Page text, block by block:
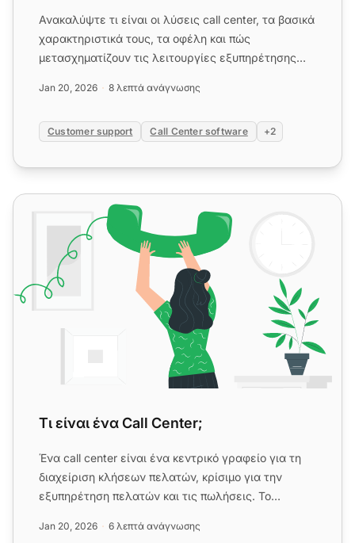
Ανακαλύψτε τι είναι οι λύσεις call center, τα βασικά
χαρακτηριστικά τους, τα οφέλη και πώς
μετασχηματίζουν τις λειτουργίες εξυπηρέτησης
Jan 20, 2026 8 λεπτά ανάγνωσης
Customer support Call Center software +2
Τι είναι ένα Call Center;
Τι είναι ένα Call Center;
Ένα call center είναι ένα κεντρικό γραφείο για τη
διαχείριση κλήσεων πελατών, κρίσιμο για την
εξυπηρέτηση πελατών και τις πωλήσεις. Το
Jan 20, 2026 6 λεπτά ανάγνωσης